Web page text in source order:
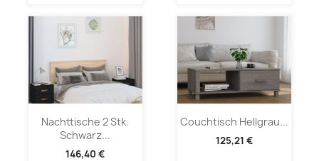
Nachttische 2 Stk.
Schwarz...
146,40 €
Couchtisch Hellgrau...
125,21 €